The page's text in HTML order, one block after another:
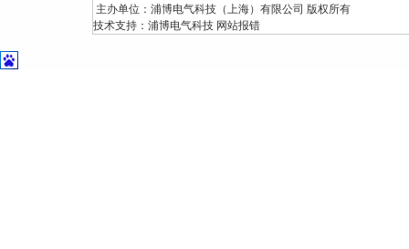
主办单位：浦博电气科技（上海）有限公司 版权所有
技术支持： 浦博电气科技 网站报错